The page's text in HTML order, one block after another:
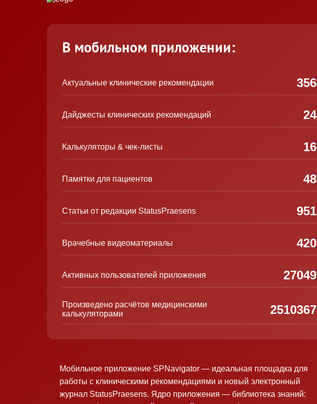
В мобильном приложении:
Актуальные клинические рекомендации 356
Дайджесты клинических рекомендаций 24
Калькуляторы & чек-листы 16
Памятки для пациентов 48
Статьи от редакции StatusPraesens 951
Врачебные видеоматериалы 420
Активных пользователей приложения 27049
Произведено расчётов медицинскими
калькуляторами
2510367
Мобильное приложение SPNavigator — идеальная площадка для
работы с клиническими рекомендациями и новый электронный
журнал StatusPraesens. Ядро приложения — библиотека знаний: